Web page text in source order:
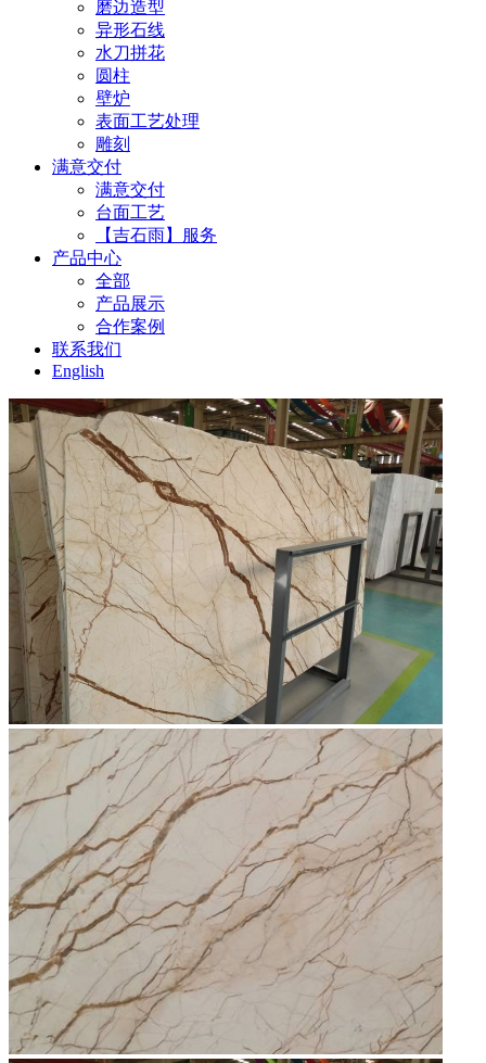
磨边造型
异形石线
水刀拼花
圆柱
壁炉
表面工艺处理
雕刻
满意交付
满意交付
台面工艺
【吉石雨】服务
产品中心
全部
产品展示
合作案例
联系我们
English